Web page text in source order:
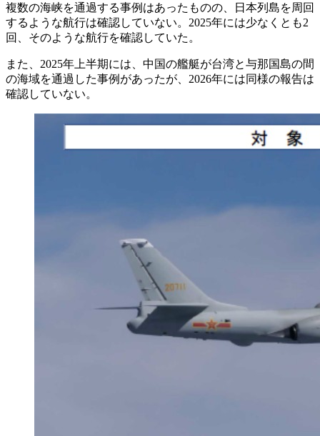
複数の海峡を通過する事例はあったものの、日本列島を周回
するような航行は確認していない。2025年には少なくとも2
回、そのような航行を確認していた。
また、2025年上半期には、中国の艦艇が台湾と与那国島の間
の海域を通過した事例があったが、2026年には同様の報告は
確認していない。